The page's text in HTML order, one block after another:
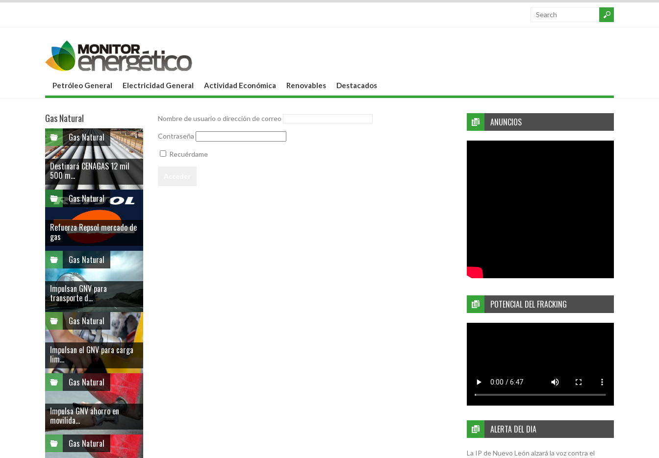
Petróleo General Electricidad General Actividad Económica Renovables Destacados
Nombre de usuario o dirección de correo
Contraseña
Recuérdame
ANUNCIOS
POTENCIAL DEL FRACKING
ALERTA DEL DIA
La IP de Nuevo León alzará la voz contra el
Gas Natural
Gas Natural
Destinará CENAGAS 12 mil
500 m...
Gas Natural
Refuerza Repsol mercado de
gas
Gas Natural
Impulsan GNV para
transporte d...
Gas Natural
Impulsan el GNV para carga
lim...
Gas Natural
Impulsa GNV ahorro en
movilida...
Gas Natural